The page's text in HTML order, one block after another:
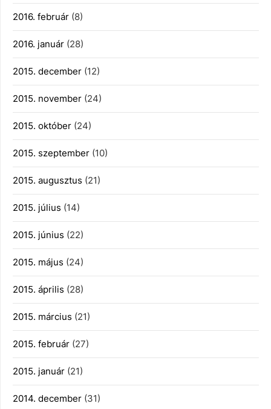
2016. február (8)
2016. január (28)
2015. december (12)
2015. november (24)
2015. október (24)
2015. szeptember (10)
2015. augusztus (21)
2015. július (14)
2015. június (22)
2015. május (24)
2015. április (28)
2015. március (21)
2015. február (27)
2015. január (21)
2014. december (31)